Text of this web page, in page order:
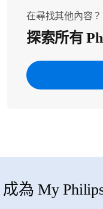
在尋找其他內容？
探索所有
成為 My